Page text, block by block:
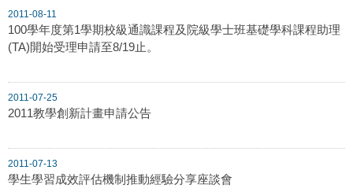
2011-08-11
100學年度第1學期校級通識課程及院級學士班基礎學科課程助理
(TA)開始受理申請至8/19止。
2011-07-25
2011教學創新計畫申請公告
2011-07-13
學生學習成效評估機制推動經驗分享座談會